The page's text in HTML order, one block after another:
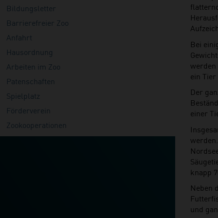
Bildungsletter
Barrierefreier Zoo
Anfahrt
Hausordnung
Arbeiten im Zoo
Patenschaften
Spielplatz
Förderverein
Zookooperationen
Bei
ein
Der
einer
knapp
Neben
und